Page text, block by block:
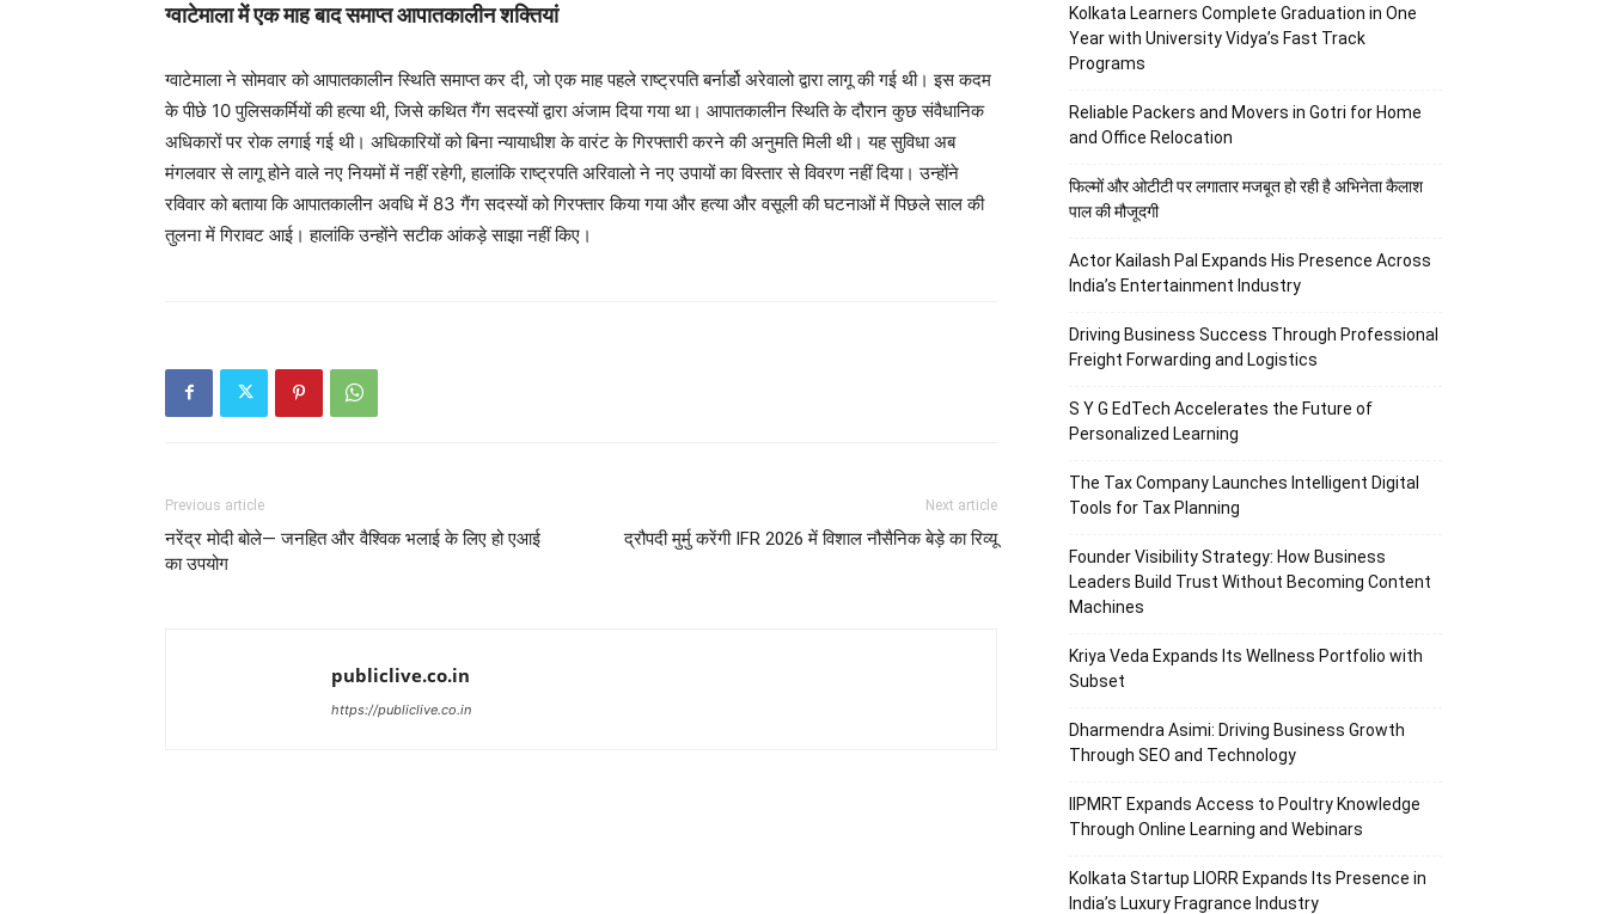
ग्वाटेमाला में एक माह बाद समाप्त आपातकालीन शक्तियां
ग्वाटेमाला ने सोमवार को आपातकालीन स्थिति समाप्त कर दी, जो एक माह पहले राष्ट्रपति बर्नार्डो अरेवालो द्वारा लागू की गई थी। इस कदम
के पीछे 10 पुलिसकर्मियों की हत्या थी, जिसे कथित गैंग सदस्यों द्वारा अंजाम दिया गया था। आपातकालीन स्थिति के दौरान कुछ संवैधानिक
अधिकारों पर रोक लगाई गई थी। अधिकारियों को बिना न्यायाधीश के वारंट के गिरफ्तारी करने की अनुमति मिली थी। यह सुविधा अब
मंगलवार से लागू होने वाले नए नियमों में नहीं रहेगी, हालांकि राष्ट्रपति अरिवालो ने नए उपायों का विस्तार से विवरण नहीं दिया। उन्होंने
रविवार को बताया कि आपातकालीन अवधि में 83 गैंग सदस्यों को गिरफ्तार किया गया और हत्या और वसूली की घटनाओं में पिछले साल की
तुलना में गिरावट आई। हालांकि उन्होंने सटीक आंकड़े साझा नहीं किए।
Previous article
नरेंद्र मोदी बोले— जनहित और वैश्विक भलाई के लिए हो एआई
का उपयोग
Next article
द्रौपदी मुर्मु करेंगी IFR 2026 में विशाल नौसैनिक बेड़े का रिव्यू
publiclive.co.in
https://publiclive.co.in
Kolkata Learners Complete Graduation in One
Year with University Vidya’s Fast Track
Programs
Reliable Packers and Movers in Gotri for Home
and Office Relocation
फिल्मों और ओटीटी पर लगातार मजबूत हो रही है अभिनेता कैलाश
पाल की मौजूदगी
Actor Kailash Pal Expands His Presence Across
India’s Entertainment Industry
Driving Business Success Through Professional
Freight Forwarding and Logistics
S Y G EdTech Accelerates the Future of
Personalized Learning
The Tax Company Launches Intelligent Digital
Tools for Tax Planning
Founder Visibility Strategy: How Business
Leaders Build Trust Without Becoming Content
Machines
Kriya Veda Expands Its Wellness Portfolio with
Subset
Dharmendra Asimi: Driving Business Growth
Through SEO and Technology
IIPMRT Expands Access to Poultry Knowledge
Through Online Learning and Webinars
Kolkata Startup LIORR Expands Its Presence in
India’s Luxury Fragrance Industry